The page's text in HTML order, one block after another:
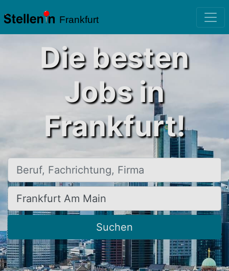
Frankfurt
Die besten
Jobs in
Frankfurt!
Beruf, Fachrichtung, Firma
Ort, Stadt
Suchen